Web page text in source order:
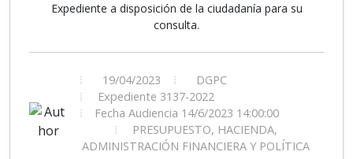
Expediente a disposición de la ciudadanía para su
consulta.
19/04/2023
DGPC
Expediente 3137-2022
Fecha Audiencia 14/6/2023 14:00:00
PRESUPUESTO, HACIENDA,
ADMINISTRACIÓN FINANCIERA Y POLÍTICA